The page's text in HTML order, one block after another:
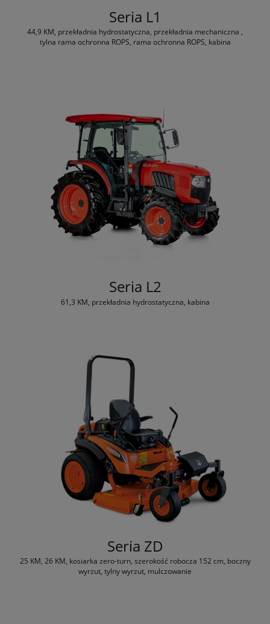
Seria L1
44,9 KM, przekładnia hydrostatyczna, przekładnia mechaniczna ,
tylna rama ochronna ROPS, rama ochronna ROPS, kabina
Seria L2
61,3 KM, przekładnia hydrostatyczna, kabina
Seria ZD
25 KM, 26 KM, kosiarka zero-turn, szerokość robocza 152 cm, boczny
wyrzut, tylny wyrzut, mulczowanie